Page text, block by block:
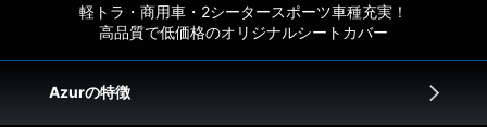
軽トラ・商用車・2シータースポーツ車種充実！
高品質で低価格のオリジナルシートカバー
Azurの特徴